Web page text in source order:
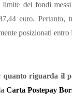
limite dei fondi
euro.
posizionati
quanto riguarda il
Carta Postepay